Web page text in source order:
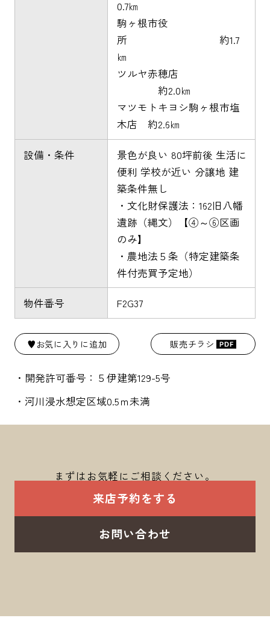
0.7㎞
駒ヶ根市役
所 約1.7
㎞
ツルヤ赤穂店
約2.0㎞
マツモトキヨシ駒ヶ根市塩
木店 約2.6㎞
設備・条件
景色が良い 80坪前後 生活に
便利 学校が近い 分譲地 建
築条件無し
・文化財保護法：162旧八幡
遺跡（縄文）【④～⑥区画
のみ】
・農地法５条（特定建築条
件付売買予定地）
物件番号 F2G37
♥お気に入りに追加 販売チラシ
・開発許可番号：５伊建第129-5号
・河川浸水想定区域0.5ｍ未満
まずはお気軽にご相談ください。
来店予約をする
お問い合わせ